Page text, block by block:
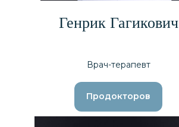
Генрик Гагикович
Врач-терапевт
Продокторов